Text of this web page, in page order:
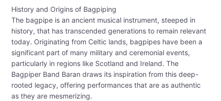
History and Origins of Bagpiping
The bagpipe is an ancient musical instrument, steeped in
history, that has transcended generations to remain relevant
today. Originating from Celtic lands, bagpipes have been a
significant part of many military and ceremonial events,
particularly in regions like Scotland and Ireland. The
Bagpiper Band Baran draws its inspiration from this deep-
rooted legacy, offering performances that are as authentic
as they are mesmerizing.